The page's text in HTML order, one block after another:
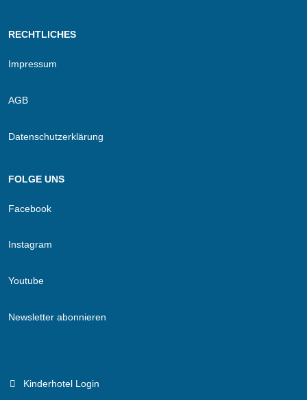
RECHTLICHES
Impressum
AGB
Datenschutzerklärung
FOLGE UNS
Facebook
Instagram
Youtube
Newsletter abonnieren
Kinderhotel Login